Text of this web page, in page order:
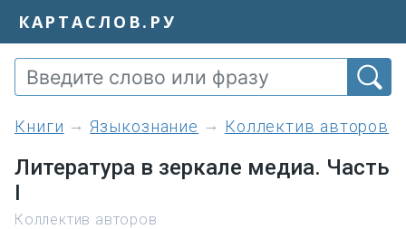
КАРТАСЛОВ.РУ
книги Языкознание Коллектив авторов
Литература в зеркале медиа. Часть
I
Коллектив авторов